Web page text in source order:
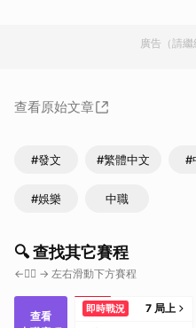
廣告（請繼
查看原始文章
#發文 #繁體中文 #
#娛樂 中職
🔍 查找其它賽程
←👇🏼 → 左右滑動下方賽程
查看
即時戰況 7 局上